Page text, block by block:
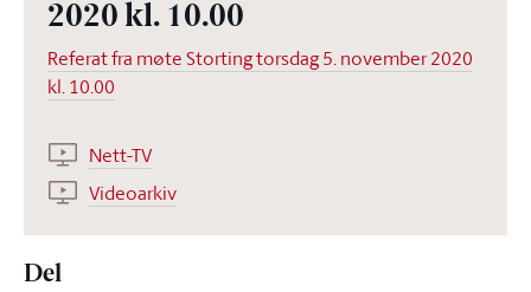
2020 kl. 10.00
Referat fra møte Storting torsdag 5. november 2020
kl. 10.00
Nett-TV
Videoarkiv
Del